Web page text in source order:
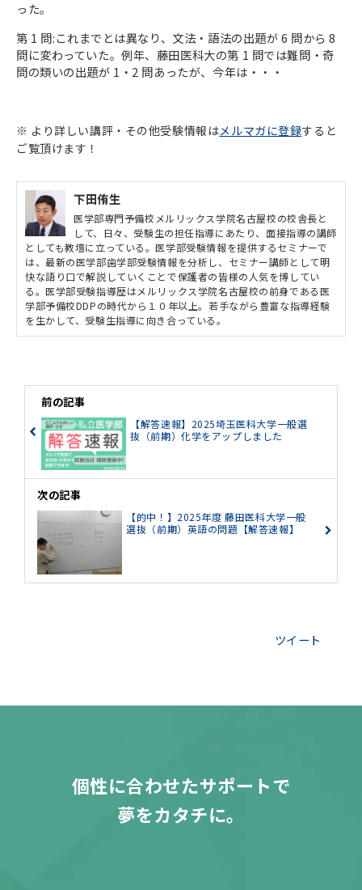
った。
第 1 問:これまでとは異なり、文法・語法の出題が 6 問から 8
問に変わっていた。例年、藤田医科大の第 1 問では難問・奇
問の類いの出題が 1・2 問あったが、今年は・・・
※ より詳しい講評・その他受験情報はメルマガに登録すると
ご覧頂けます！
下田侑生
医学部専門予備校メルリックス学院名古屋校の校舎長と
して、日々、受験生の担任指導にあたり、面接指導の講師
としても教壇に立っている。医学部受験情報を提供するセミナーで
は、最新の医学部歯学部受験情報を分析し、セミナー講師として明
快な語り口で解説していくことで保護者の皆様の人気を博してい
る。医学部受験指導歴はメルリックス学院名古屋校の前身である医
学部予備校DDPの時代から１０年以上。若手ながら豊富な指導経験
を生かして、受験生指導に向き合っている。
前の記事
【解答速報】2025埼玉医科大学一般選
抜（前期）化学をアップしました
次の記事
【的中！】2025年度 藤田医科大学一般
選抜（前期）英語の問題【解答速報】
ツイート
個性に合わせたサポートで
夢をカタチに。